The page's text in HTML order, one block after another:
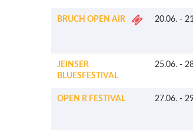
BRUCH OPEN AIR 20.06. -
JEINSER
BLUESFESTIVAL
25.06. -
OPEN R FESTIVAL 27.06. -